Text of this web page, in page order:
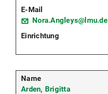
Nora.Angleys@lmu.de
Arden, Brigitta